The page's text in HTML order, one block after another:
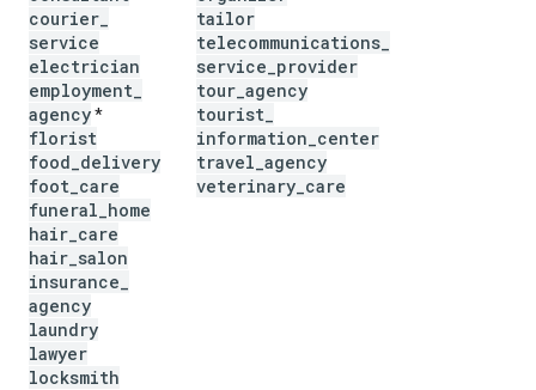
courier
service
electrician
employment
agency*
florist
food delivery
foot care
funeral home
hair care
hair salon
insurance
agency
laundry
lawyer
locksmith
tailor
telecommunications
service provider
tour agency
tourist
information center
travel agency
veterinary care